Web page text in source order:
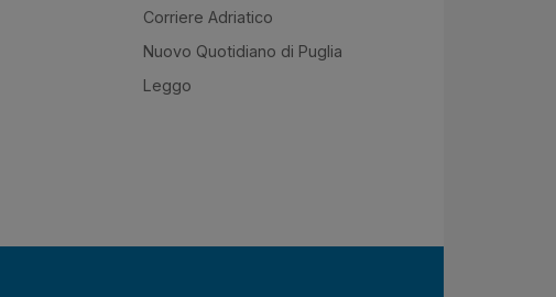
Corriere Adriatico
Nuovo Quotidiano di Puglia
Leggo